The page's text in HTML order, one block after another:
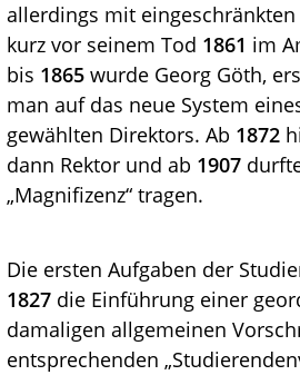
allerdings mit
kurz vor seinem Tod 1861 im
bis 1865 wurde Georg Göth,
man auf das neue System
gewählten Direktors. Ab 1872
dann Rektor und ab 1907
„Magnifizenz“ tragen.
Die ersten Aufgaben der
1827 die Einführung einer
damaligen allgemeinen
entsprechenden